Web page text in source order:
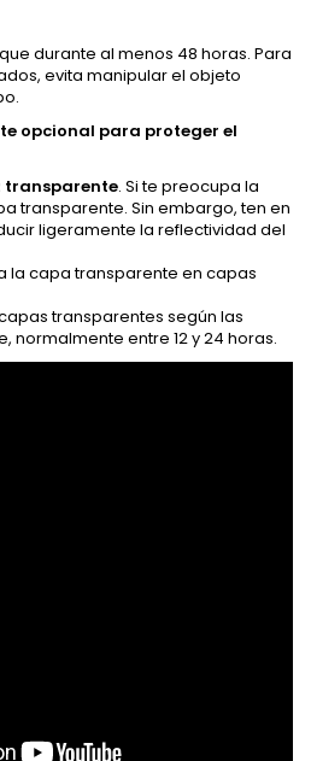
durante al menos 48 horas. Para
evita manipular el objeto
opcional para proteger el
transparente. Si te preocupa la
transparente. Sin embargo, ten en
ligeramente la reflectividad del
la capa transparente en capas
transparentes según las
normalmente entre 12 y 24 horas.